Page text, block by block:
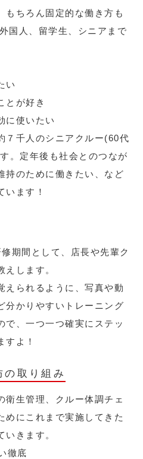
もちろん固定的な働き方も
国人、留学生、シニアまで
い
とが好き
に使いたい
７千人のシニアクルー(60代
。定年後も社会とのつなが
持のために働きたい、など
います！
期間として、店長や先輩ク
えします。
えられるように、写真や動
分かりやすいトレーニング
で、一つ一つ確実にステッ
すよ！
の取り組み
衛生管理、クルー体調チェ
めにこれまで実施してきた
きます。
徹底